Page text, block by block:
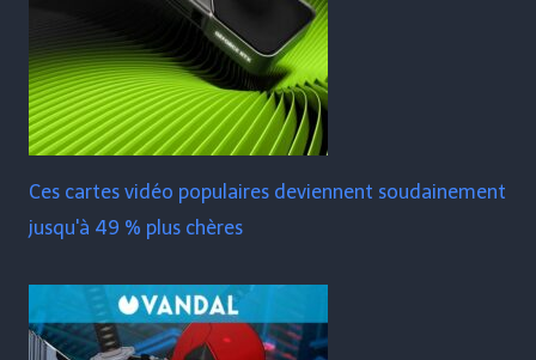
Ces cartes vidéo populaires deviennent soudainement
jusqu'à 49 % plus chères